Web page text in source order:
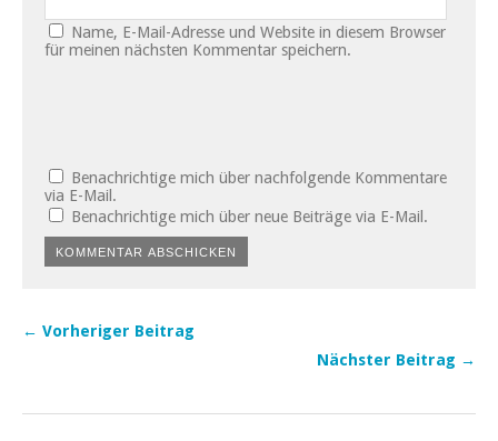
Name, E-Mail-Adresse und Website in diesem Browser
für meinen nächsten Kommentar speichern.
Benachrichtige mich über nachfolgende Kommentare
via E-Mail.
Benachrichtige mich über neue Beiträge via E-Mail.
← Vorheriger Beitrag
Nächster Beitrag →